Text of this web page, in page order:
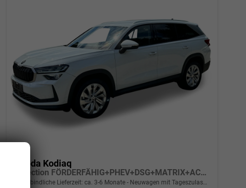
Skoda Kodiaq
Selection FÖRDERFÄHIG+PHEV+DSG+MATRIX+ACC+eHK+SHZ+KAMERA+17" ALU
unverbindliche Lieferzeit: ca. 3-6 Monate Neuwagen mit Tageszulassung